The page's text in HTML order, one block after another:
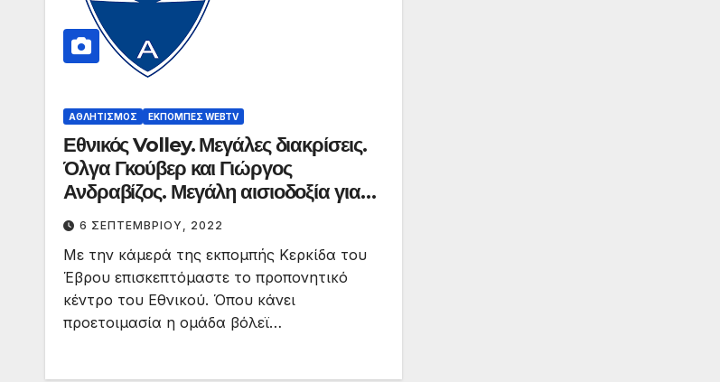
ΑΘΛΗΤΙΣΜΌΣ ΕΚΠΟΜΠΈΣ WEBTV
Εθνικός Volley. Μεγάλες διακρίσεις.
Όλγα Γκούβερ και Γιώργος
Ανδραβίζος. Μεγάλη αισιοδοξία για
άνοδο.
6 ΣΕΠΤΕΜΒΡΊΟΥ, 2022
Με την κάμερά της εκπομπής Kερκίδα του
Έβρου επισκεπτόμαστε το προπονητικό
κέντρο του Εθνικού. Όπου κάνει
προετοιμασία η ομάδα βόλεϊ…